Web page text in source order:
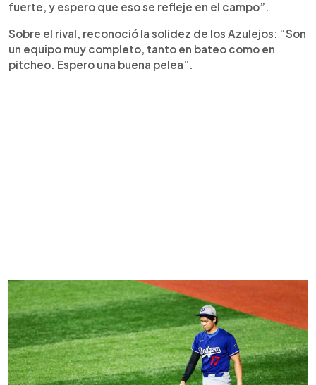
fuerte, y espero que eso se refleje en el campo”.
Sobre el rival, reconoció la solidez de los Azulejos: “Son
un equipo muy completo, tanto en bateo como en
pitcheo. Espero una buena pelea”.